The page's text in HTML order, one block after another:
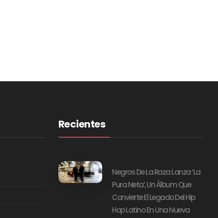
Recientes
Negros De La Raza Lanza ‘La
Pura Neta’, Un Álbum Que
Convierte El Legado Del Hip
Hop Latino En Una Nueva